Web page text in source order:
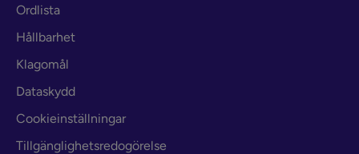
Ordlista
Hållbarhet
Klagomål
Dataskydd
Cookieinställningar
Tillgänglighetsredogörelse